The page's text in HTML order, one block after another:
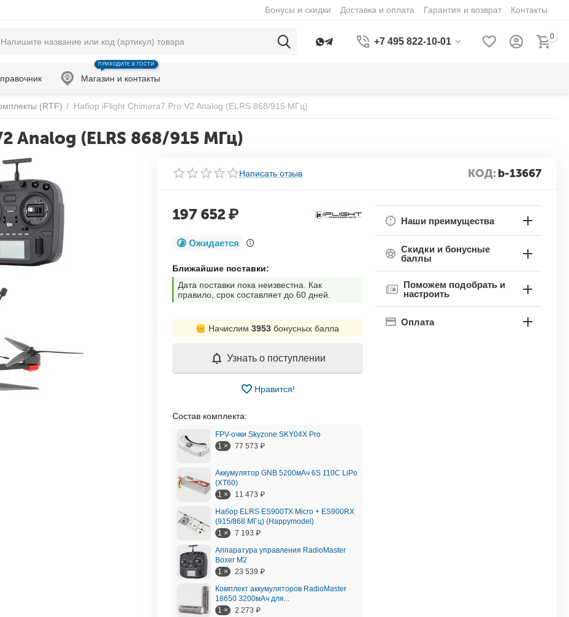
Бонусы и скидки Доставка и оплата Гарантия и возврат Контакты
+7 495 822-10-01 0
Магазин и контакты
ПРИХОДИТЕ В ГОСТИ
(RTF) / Набор iFlight Chimera7 Pro V2 Analog (ELRS 868/915 МГц)
Analog (ELRS 868/915 МГц)
Написать отзыв КОД: b-13667
197 652₽
Ожидается
Ближайшие поставки:
Дата поставки пока неизвестна. Как
правило, срок составляет до 60 дней.
Начислим 3953 бонусных балла
Узнать о поступлении
Нравится!
Cостав комплекта:
FPV-очки Skyzone SKY04X Pro
1 ×
77 573 ₽
Аккумулятор GNB 5200мАч 6S 110C LiPo
(XT60)
1 ×
11 473 ₽
Набор ELRS ES900TX Micro + ES900RX
(915/868 МГц) (Happymodel)
1 ×
7 193 ₽
Аппаратура управления RadioMaster
Boxer M2
1 ×
23 539 ₽
Комплект аккумуляторов RadioMaster
18650 3200мАч для...
1 ×
2 273 ₽
Наши преимущества
Скидки и бонусные
баллы
Поможем подобрать и
настроить
Оплата